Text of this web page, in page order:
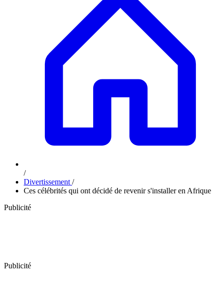
/
Divertissement /
Ces célébrités qui ont décidé de revenir s'installer en Afrique
Publicité
Publicité